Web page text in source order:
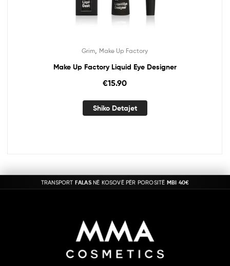
Grim Make Up Factory
Make Up Factory Liquid Eye Designer
€15.90
Shiko Detajet
TRANSPORT FALASNË KOSOVË PËR POROSITË MBI 40€